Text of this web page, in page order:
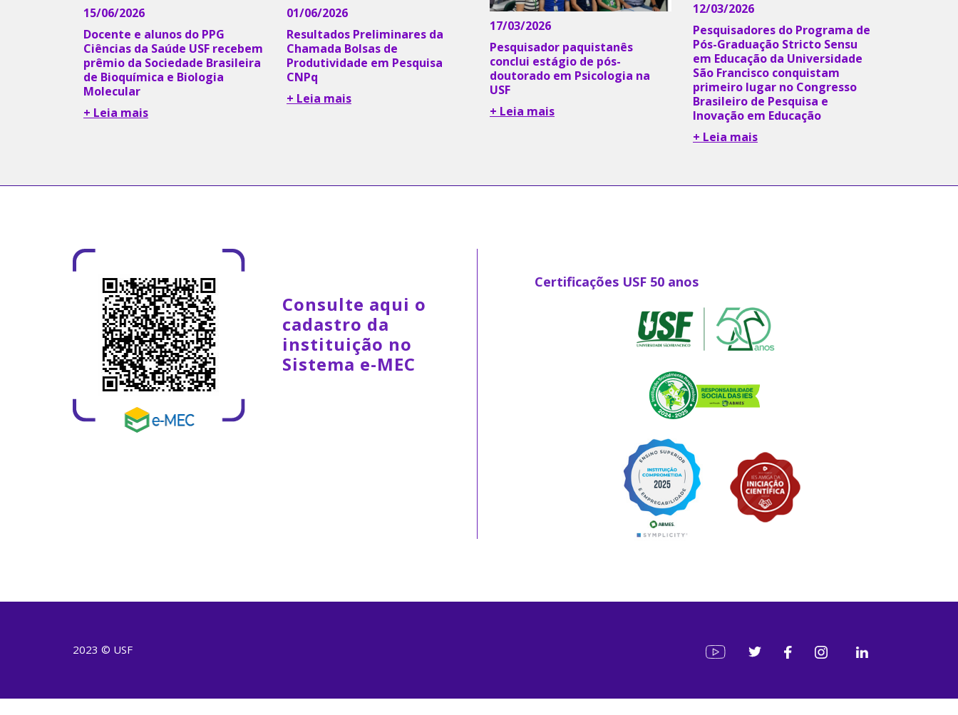
15/06/2026
Docente e alunos do PPG
Ciências da Saúde USF recebem
prêmio da Sociedade Brasileira
de Bioquímica e Biologia
Molecular
+ Leia mais
01/06/2026
Resultados Preliminares da
Chamada Bolsas de
Produtividade em Pesquisa
CNPq
+ Leia mais
17/03/2026
Pesquisador paquistanês
conclui estágio de pós-
doutorado em Psicologia na
USF
+ Leia mais
12/03/2026
Pesquisadores do Programa de
Pós-Graduação Stricto Sensu
em Educação da Universidade
São Francisco conquistam
primeiro lugar no Congresso
Brasileiro de Pesquisa e
Inovação em Educação
+ Leia mais
Consulte aqui o
cadastro da
instituição no
Sistema e-MEC
Certificações USF 50 anos
2023 © USF